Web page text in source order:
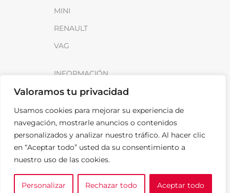
Valoramos tu privacidad
Usamos cookies para mejorar su experiencia de
navegación, mostrarle anuncios o contenidos
personalizados y analizar nuestro tráfico. Al hacer clic
en “Aceptar todo” usted da su consentimiento a
nuestro uso de las cookies.
Personalizar Rechazar todo Aceptar todo
MINI
RENAULT
VAG
INFORMACIÓN
Sobre SparkLoad
Distribuidores
FAQ
Contacto
Noticias
LEGAL
0